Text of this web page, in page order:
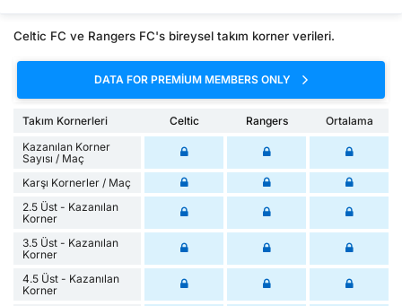
Celtic FC ve Rangers FC's bireysel takım korner verileri.
DATA FOR PREMIUM MEMBERS ONLY
Takım Kornerleri Celtic Rangers
Ortalama
Kazanılan Korner
Sayısı / Maç
Karşı Kornerler / Maç
2.5 Üst - Kazanılan
Korner
3.5 Üst - Kazanılan
Korner
4.5 Üst - Kazanılan
Korner